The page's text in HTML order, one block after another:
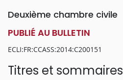
Deuxième chambre civile
PUBLIÉ AU BULLETIN
ECLI:FR:CCASS:2014:C200151
Titres et sommaires